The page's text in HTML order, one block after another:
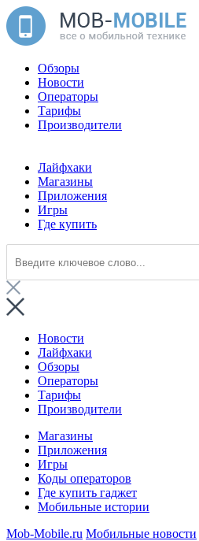
Обзоры
Новости
Операторы
Тарифы
Производители
Лайфхаки
Магазины
Приложения
Игры
Где купить
Новости
Лайфхаки
Обзоры
Операторы
Тарифы
Производители
Магазины
Приложения
Игры
Коды операторов
Где купить гаджет
Мобильные истории
Mob-Mobile.ru Мобильные новости